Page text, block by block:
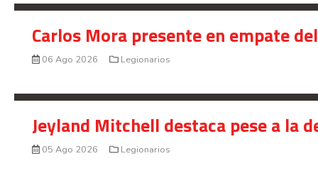
Carlos Mora presente en empate
06 Ago 2026 Legionarios
Jeyland Mitchell destaca pese a la
05 Ago 2026 Legionarios